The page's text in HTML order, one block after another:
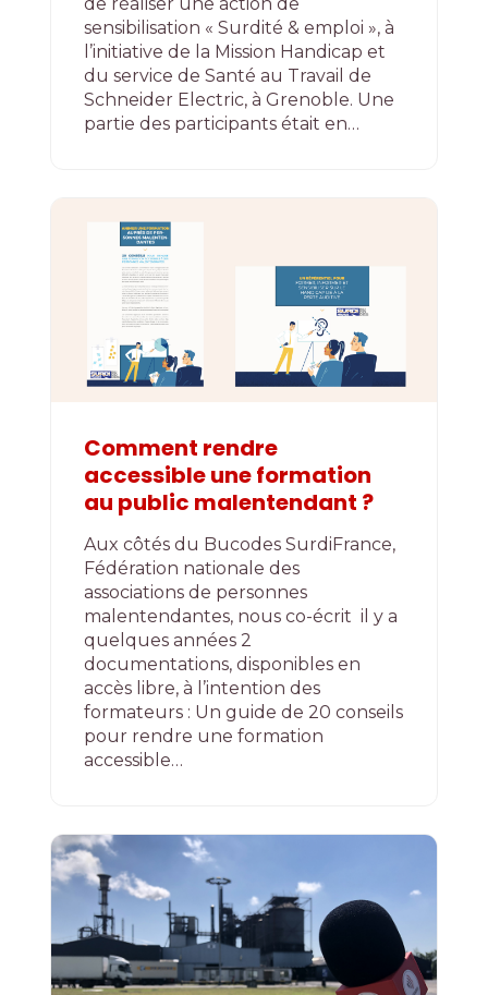
sensibilisation « Surdité & emploi », à
l’initiative de la Mission Handicap et
du service de Santé au Travail de
Schneider Electric, à Grenoble. Une
partie des participants était en…
Comment rendre
accessible une formation
au public malentendant ?
Aux côtés du Bucodes SurdiFrance,
Fédération nationale des
associations de personnes
malentendantes, nous co-écrit il y a
quelques années 2
documentations, disponibles en
accès libre, à l’intention des
formateurs : Un guide de 20 conseils
pour rendre une formation
accessible…